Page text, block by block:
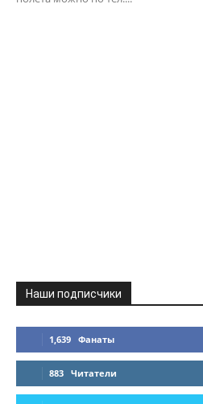
Наши подписчики
1,639 Фанаты
883 Читатели